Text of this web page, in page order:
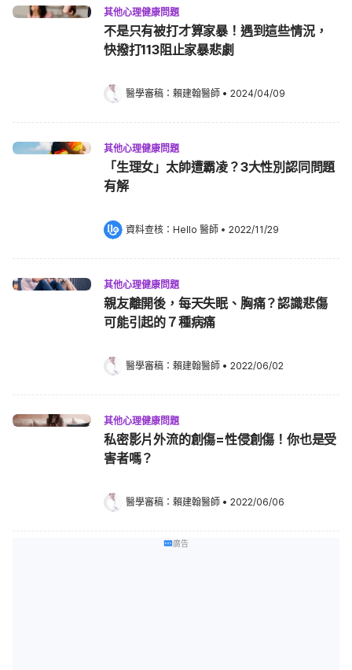
其他心理健康問題
不是只有被打才算家暴！遇到這些情況，
快撥打113阻止家暴悲劇
醫學審稿： 賴建翰醫師 • 2024/04/09
其他心理健康問題
「生理女」太帥遭霸凌？3大性別認同問題
有解
資料查核： Hello 醫師 • 2022/11/29
其他心理健康問題
親友離開後，每天失眠、胸痛？認識悲傷
可能引起的７種病痛
醫學審稿： 賴建翰醫師 • 2022/06/02
其他心理健康問題
私密影片外流的創傷=性侵創傷！你也是受
害者嗎？
醫學審稿： 賴建翰醫師 • 2022/06/06
廣告